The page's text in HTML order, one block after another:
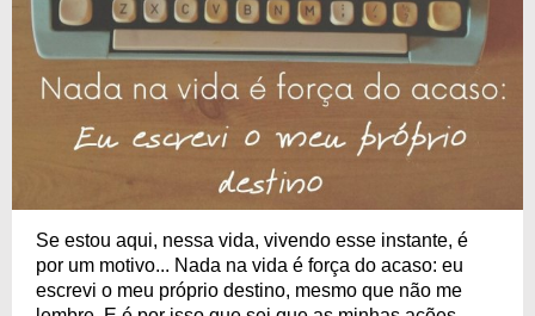
Se estou aqui, nessa vida, vivendo esse instante, é
por um motivo... Nada na vida é força do acaso: eu
escrevi o meu próprio destino, mesmo que não me